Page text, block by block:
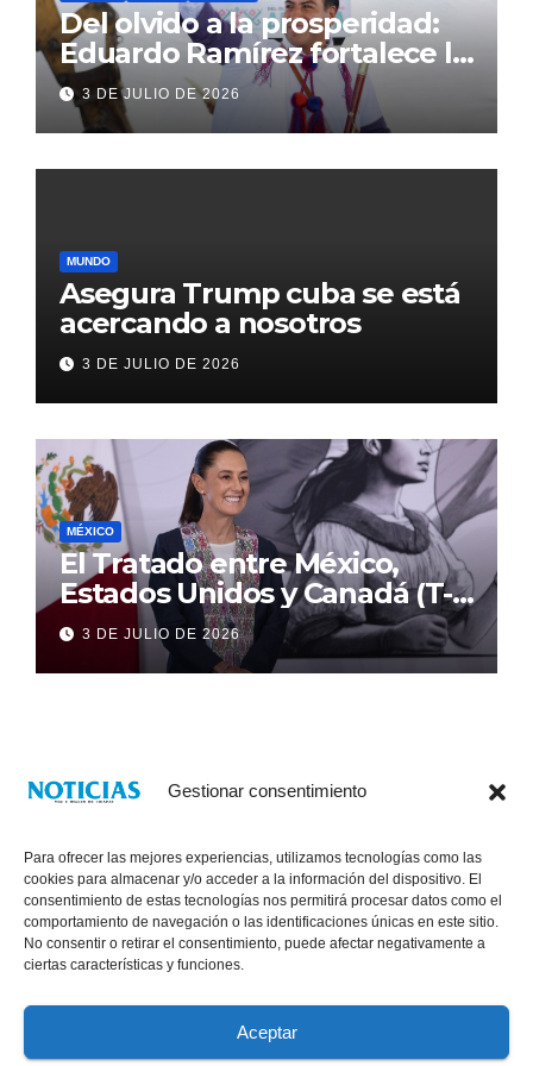
Gestionar consentimiento
Para ofrecer las mejores experiencias, utilizamos tecnologías como las
cookies para almacenar y/o acceder a la información del dispositivo. El
consentimiento de estas tecnologías nos permitirá procesar datos como el
comportamiento de navegación o las identificaciones únicas en este sitio.
No consentir o retirar el consentimiento, puede afectar negativamente a
ciertas características y funciones.
Aceptar
Del olvido a la prosperidad:
Eduardo Ramírez fortalece la
transformación de Aldama
con inversión histórica
3 DE JULIO DE 2026
MUNDO
Asegura Trump cuba se está
acercando a nosotros
3 DE JULIO DE 2026
MÉXICO
El Tratado entre México,
Estados Unidos y Canadá (T-
MEC) se mantiene hasta el
2036: Presidenta Claudia
Sheinbaum
3 DE JULIO DE 2026
® Derechos Reservados 2026|
Chiapas. VENTAS: 961 6120154